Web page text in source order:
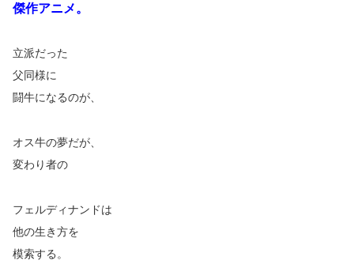
傑作アニメ。
立派だった
父同様に
闘牛になるのが、
オス牛の夢だが、
変わり者の
フェルディナンドは
他の生き方を
模索する。